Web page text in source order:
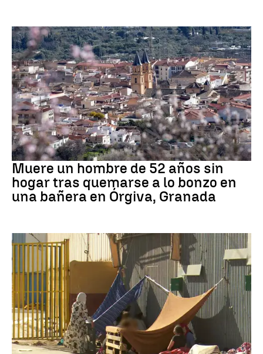
andalucía
Muere un hombre de 52 años sin
hogar tras quemarse a lo bonzo en
una bañera en Órgiva, Granada